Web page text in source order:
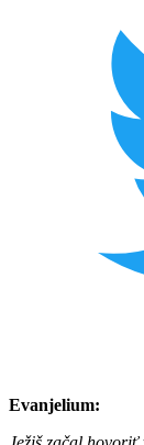
Evanjelium: